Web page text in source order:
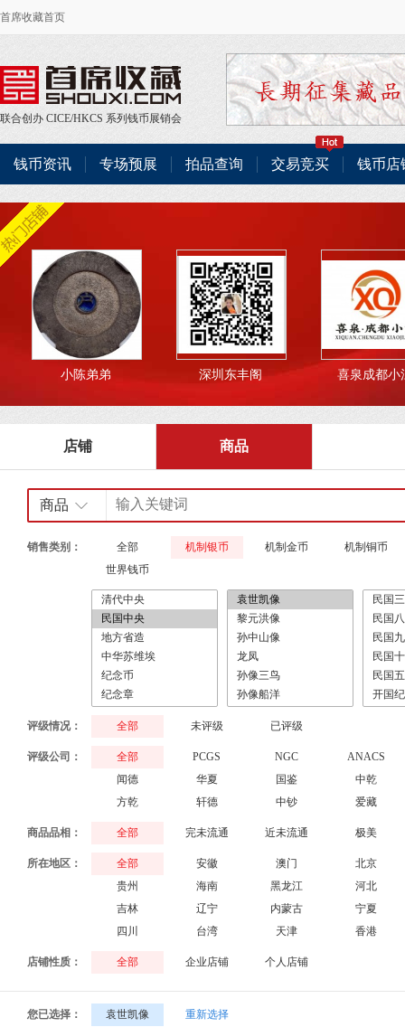
首席收藏首页
联合创办 CICE/HKCS 系列钱币展销会
钱币资讯 专场预展 拍品查询 交易竞买 钱币店
小陈弟弟 深圳东丰阁 喜泉成都小
店铺 商品
商品
销售类别： 全部 机制银币 机制金币
机制铜币
世界钱币
评级情况： 全部 未评级 已评级
评级公司： 全部 PCGS NGC
ANACS
闻德
华夏 国鉴
中乾
方乾
轩德 中钞 爱藏
商品品相： 全部 完未流通 近未流通 极美
所在地区： 全部 安徽 澳门
北京
贵州
海南 黑龙江
河北
吉林
辽宁 内蒙古
宁夏
四川
台湾 天津 香港
店铺性质： 全部 企业店铺 个人店铺
您已选择： 袁世凯像 重新选择